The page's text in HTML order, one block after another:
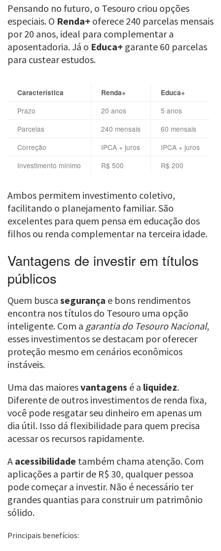
Pensando no futuro, o Tesouro criou opções
especiais. O Renda+ oferece 240 parcelas mensais
por 20 anos, ideal para complementar a
aposentadoria. Já o Educa+ garante 60 parcelas
para custear estudos.
Característica Renda+ Educa+
Prazo 20 anos
5 anos
Parcelas
240 mensais
60 mensais
Correção
IPCA + juros
IPCA + juros
Investimento mínimo
R$ 500 R$ 200
Ambos permitem investimento coletivo,
facilitando o planejamento familiar. São
excelentes para quem pensa em educação dos
filhos ou renda complementar na terceira idade.
Vantagens de investir em títulos
públicos
Quem busca segurança e bons rendimentos
encontra nos títulos do Tesouro uma opção
inteligente. Com a garantia do Tesouro Nacional,
esses investimentos se destacam por oferecer
proteção mesmo em cenários econômicos
instáveis.
Uma das maioresvantagens é a liquidez.
Diferente de outros investimentos de renda fixa,
você pode resgatar seu dinheiro em apenas um
dia útil. Isso dá flexibilidade para quem precisa
acessar os recursos rapidamente.
A acessibilidade também chama atenção. Com
aplicações a partir de R$ 30, qualquer pessoa
pode começar a investir. Não é necessário ter
grandes quantias para construir um patrimônio
sólido.
Principais benefícios: